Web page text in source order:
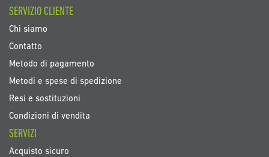
SERVIZIO CLIENTE
Chi siamo
Contatto
Metodo di pagamento
Metodi e spese di spedizione
Resi e sostituzioni
Condizioni di vendita
SERVIZI
Acquisto sicuro